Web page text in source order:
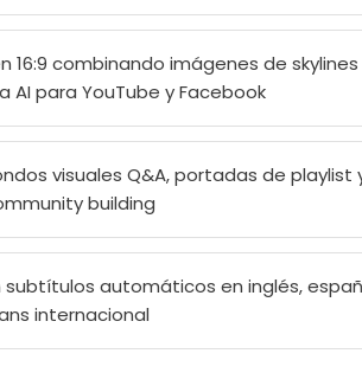
16:9 combinando imágenes de
para YouTube y Facebook
visuales Q&A, portadas de
building
automáticos en inglés,
internacional